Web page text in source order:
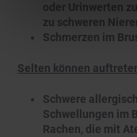
oder Urinwerten
zu schweren
Schmerzen im
Selten können
Schwere
Schwellungen im
Rachen, die mit